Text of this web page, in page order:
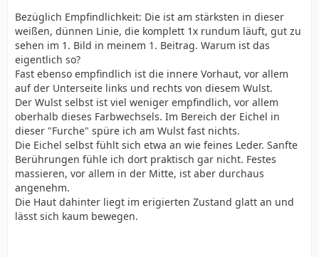
Bezüglich Empfindlichkeit: Die ist am stärksten in dieser
weißen, dünnen Linie, die komplett 1x rundum läuft, gut zu
sehen im 1. Bild in meinem 1. Beitrag. Warum ist das
eigentlich so?
Fast ebenso empfindlich ist die innere Vorhaut, vor allem
auf der Unterseite links und rechts von diesem Wulst.
Der Wulst selbst ist viel weniger empfindlich, vor allem
oberhalb dieses Farbwechsels. Im Bereich der Eichel in
dieser "Furche" spüre ich am Wulst fast nichts.
Die Eichel selbst fühlt sich etwa an wie feines Leder. Sanfte
Berührungen fühle ich dort praktisch gar nicht. Festes
massieren, vor allem in der Mitte, ist aber durchaus
angenehm.
Die Haut dahinter liegt im erigierten Zustand glatt an und
lässt sich kaum bewegen.